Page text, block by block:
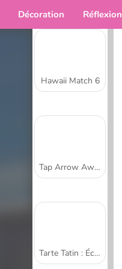
Décoration Réflexion
Hawaii Match 6
Tap Arrow Away
Tarte Tatin : École de cuisine de Sara